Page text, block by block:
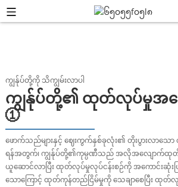
ကျွန်ုပ်တို့ကို သိကျွမ်းလာပါ
ကျွန်ုပ်တို့၏ ထုတ်လုပ်မှုအခြ
①
ဖောက်သည်များနှင့် ဈေးကွက်နှစ်ခုလုံး၏ တိုးပွားလာသ
ရန်အတွက်၊ ကျွန်ုပ်တို့၏ကုမ္ပဏီသည် အလိုအလျောက်ထုတ်လု
ယူဆောင်လာပြီး ထုတ်လုပ်မှုလုပ်ငန်းစဉ်ကို အကောင်းဆုံးဖ
သောကြောင့် ထုတ်ကုန်တည်ငြိမ်မှုကို သေချာစေပြီး ထုတ်